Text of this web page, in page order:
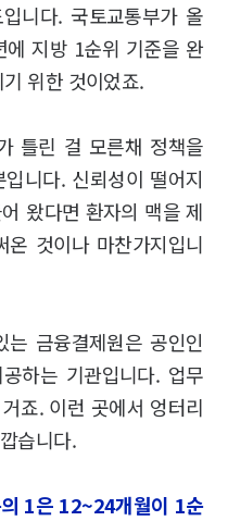
니다. 국토교통부가 올
지방 1순위 기준을 완
위한 것이었죠.
틀린 걸 모른채 정책을
니다. 신뢰성이 떨어지
왔다면 환자의 맥을 제
것이나 마찬가지입니
금융결제원은 공인인
하는 기관입니다. 업무
죠. 이런 곳에서 엉터리
습니다.
1은 12~24개월이 1순